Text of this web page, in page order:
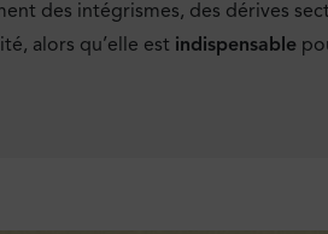
des intégrismes, des dérives
alors qu’elle est indispensable